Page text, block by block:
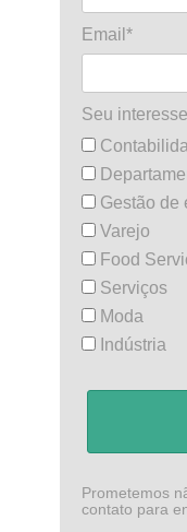
Email*
Seu interesse
Gestão de
Varejo
Food
Serviços
Moda
Indústria
Prometemos
contato para